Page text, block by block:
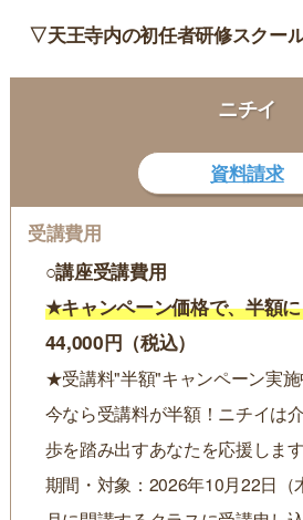
▽天王寺内の初任者研修スクー
ニチイ
資料請求
○講座受講費用
★キャンペーン価格で、半額
44,000円（税込）
★受講料"半額"キャンペーン実
今なら受講料が半額！ニチイは
歩を踏み出すあなたを応援します
期間・対象：2026年10月22日（